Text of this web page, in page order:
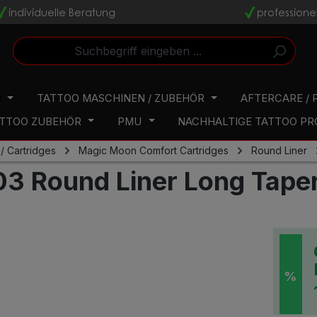
individuelle Beratung v
TATTOO MASCHINEN / ZUBEHÖR AFTERCARE /
ZUBEHÖR PMU NACHHALTIGE TATTOO
Cartridges Magic Moon Comfort Cartridges Round Liner
Round Liner Long
%